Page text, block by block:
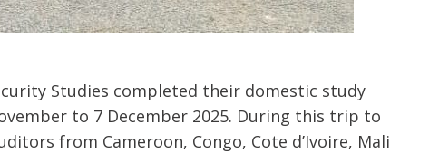
Studies completed their domestic study
to 7 December 2025. During this trip to
from Cameroon, Congo, Cote d’Ivoire, Mali